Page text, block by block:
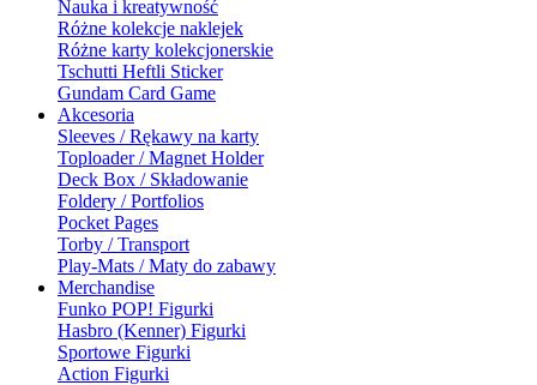
Nauka i kreatywność
Różne kolekcje naklejek
Różne karty kolekcjonerskie
Tschutti Heftli Sticker
Gundam Card Game
Akcesoria
Sleeves / Rękawy na karty
Toploader / Magnet Holder
Deck Box / Składowanie
Foldery / Portfolios
Pocket Pages
Torby / Transport
Play-Mats / Maty do zabawy
Merchandise
Funko POP! Figurki
Hasbro (Kenner) Figurki
Sportowe Figurki
Action Figurki